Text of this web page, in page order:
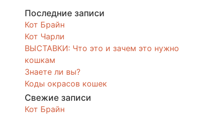
Последние записи
Кот Брайн
Кот Чарли
ВЫСТАВКИ: Что это и зачем это нужно
кошкам
Знаете ли вы?
Коды окрасов кошек
Свежие записи
Кот Брайн